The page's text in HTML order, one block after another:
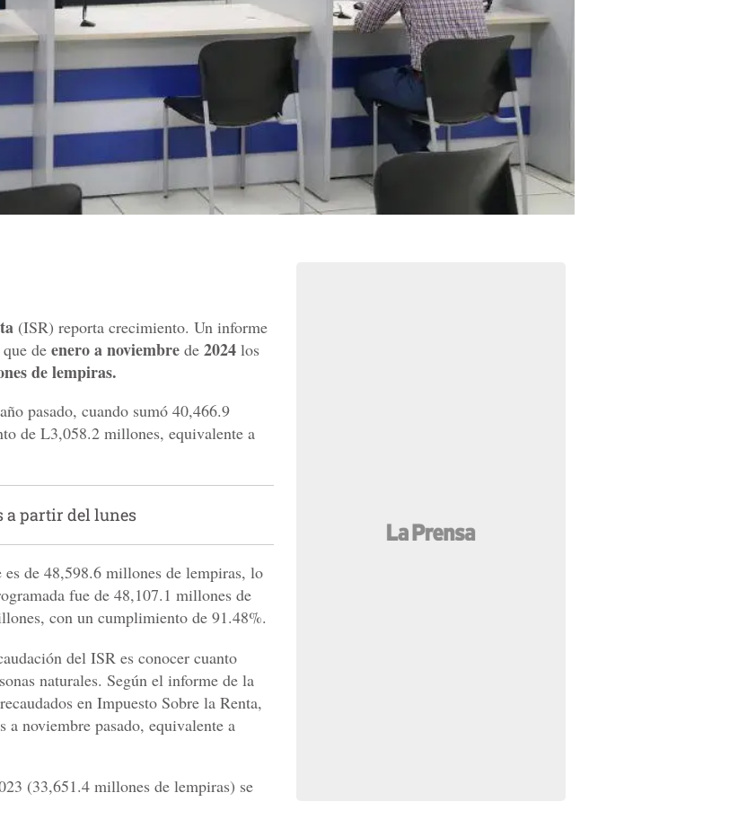
(ISR) reporta crecimiento. Un informe
de enero a noviembre de 2024 los
de lempiras.
pasado, cuando sumó 40,466.9
de L3,058.2 millones, equivalente a
a partir del lunes
de 48,598.6 millones de lempiras, lo
fue de 48,107.1 millones de
con un cumplimiento de 91.48%.
del ISR es conocer cuanto
naturales. Según el informe de la
en Impuesto Sobre la Renta,
a noviembre pasado, equivalente a
(33,651.4 millones de lempiras) se